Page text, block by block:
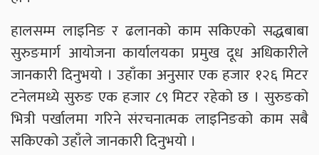
हालसम्म लाइनिङ र ढलानको काम सकिएको सद्धबाबा
सुरुङमार्ग आयोजना कार्यालयका प्रमुख दूध अधिकारीले
जानकारी दिनुभयो । उहाँका अनुसार एक हजार १२६ मिटर
टनेलमध्ये सुरुङ एक हजार ८९ मिटर रहेको छ । सुरुङको
भित्री पर्खालमा गरिने संरचनात्मक लाइनिङको काम सबै
सकिएको उहाँले जानकारी दिनुभयो ।